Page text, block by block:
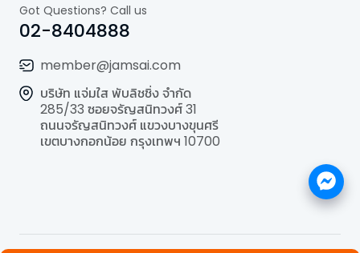
Got Questions? Call us
02-8404888
member@jamsai.com
บริษัท แจ่มใส พับลิชชิ่ง จำกัด
285/33 ซอยจรัญสนิทวงศ์ 31
ถนนจรัญสนิทวงศ์ แขวงบางขุนศรี
เขตบางกอกน้อย กรุงเทพฯ 10700